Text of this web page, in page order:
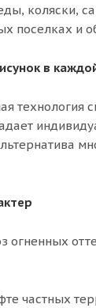
коляски,
поселках и
в
технология
частных